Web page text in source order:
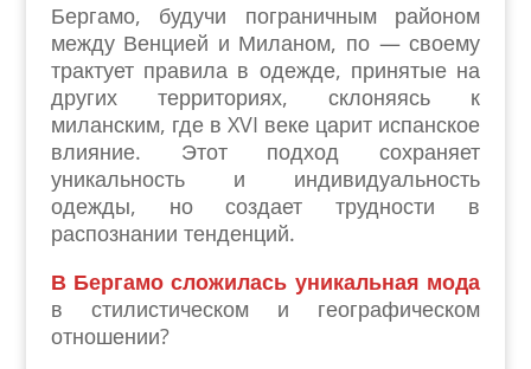
Бергамо, будучи пограничным районом
между Венцией и Миланом, по — своему
трактует правила в одежде, принятые на
других территориях, склоняясь к
миланским, где в XVI веке царит испанское
влияние. Этот подход сохраняет
уникальность и индивидуальность
одежды, но создает трудности в
распознании тенденций.
В Бергамо сложилась уникальная мода
в стилистическом и географическом
отношении?